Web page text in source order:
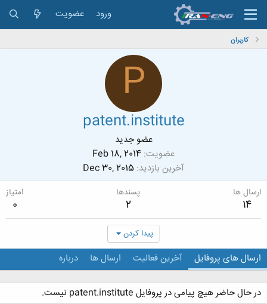
ورود عضویت
کاربران
P
patent.institute
عضو جدید
عضویت Feb 18, 2014
آخرین بازدید Dec 30, 2015
ارسال ها
14
پسندها
2
امتیاز
0
پیدا کردن
ارسال های پروفایل آخرین فعالیت ارسال ها درباره
در حال حاضر هیچ پیامی در پروفایل patent.institute نیست.